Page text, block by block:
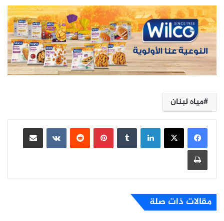
مياه لبنان
لينكدإن بينتيريست
مشاركة عبر البريد
طباعة
مقالات ذات صلة